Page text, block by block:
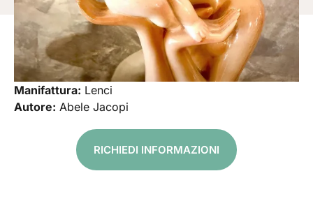
Manifattura: Lenci
Autore: Abele Jacopi
RICHIEDI INFORMAZIONI